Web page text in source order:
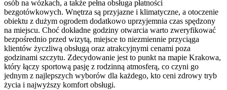
osób na wózkach, a także pełna obsługa płatności
bezgotówkowych. Wnętrza są przyjazne i klimatyczne, a otoczenie
obiektu z dużym ogrodem dodatkowo uprzyjemnia czas spędzony
na miejscu. Choć dokładne godziny otwarcia warto zweryfikować
bezpośrednio przed wizytą, miejsce to niezmiennie przyciąga
klientów życzliwą obsługą oraz atrakcyjnymi cenami poza
godzinami szczytu. Zdecydowanie jest to punkt na mapie Krakowa,
który łączy sportową pasję z rodzinną atmosferą, co czyni go
jednym z najlepszych wyborów dla każdego, kto ceni zdrowy tryb
życia i najwyższy komfort obsługi.